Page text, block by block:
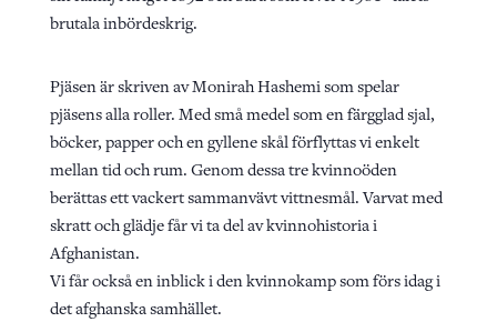
brutala inbördeskrig.
Pjäsen är skriven av Monirah Hashemi som spelar
pjäsens alla roller. Med små medel som en färgglad sjal,
böcker, papper och en gyllene skål förflyttas vi enkelt
mellan tid och rum. Genom dessa tre kvinnoöden
berättas ett vackert sammanvävt vittnesmål. Varvat med
skratt och glädje får vi ta del av kvinnohistoria i
Afghanistan.
Vi får också en inblick i den kvinnokamp som förs idag i
det afghanska samhället.